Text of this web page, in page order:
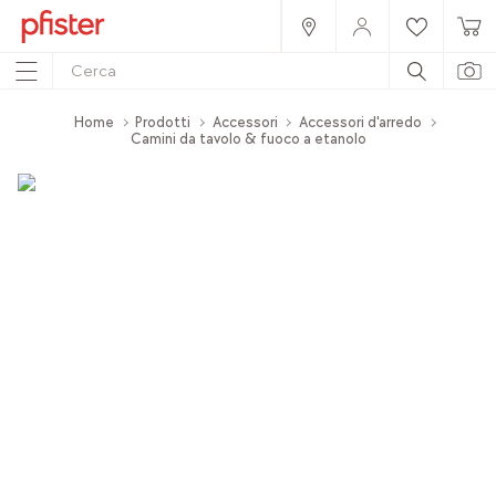
Home Prodotti Accessori
Accessori d'arredo
Camini da tavolo & fuoco a etanolo